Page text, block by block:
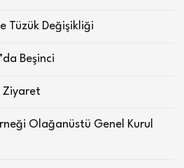
Tüzük Değişikliği
Beşinci
Ziyaret
Olağanüstü Genel Kurul